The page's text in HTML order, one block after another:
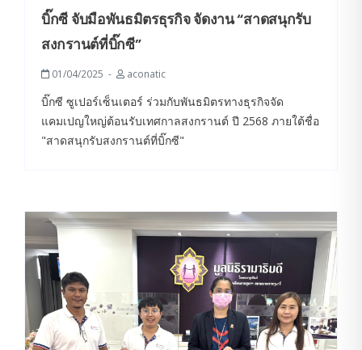
บิ๊กซี จับมือพันธมิตรธุรกิจ จัดงาน “สาดสนุกรับ
สงกรานต์ที่บิ๊กซี”
01/04/2025 aconatic
บิ๊กซี ซูเปอร์เซ็นเตอร์ ร่วมกับพันธมิตรทางธุรกิจจัด
แคมเปญใหญ่ต้อนรับเทศกาลสงกรานต์ ปี 2568 ภายใต้ชื่อ
"สาดสนุกรับสงกรานต์ที่บิ๊กซี"